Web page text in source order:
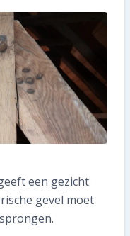
een gezicht
gevel moet
plannen
opvragen